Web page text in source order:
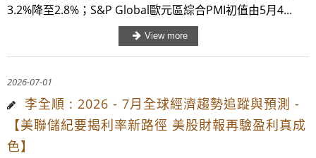
3.2%降至2.8%；S&P Global歐元區綜合PMI初值由5月4...
2026-07-01
李全順 : 2026 - 7月全球經濟趨勢追蹤與預測 -
【美聯儲紀要揭利率新路徑 美股財報再驗盈利真成
色】